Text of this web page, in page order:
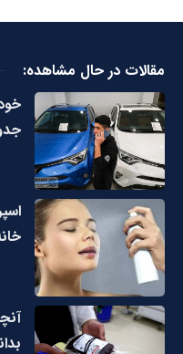
مقالات در حال مشاهده: